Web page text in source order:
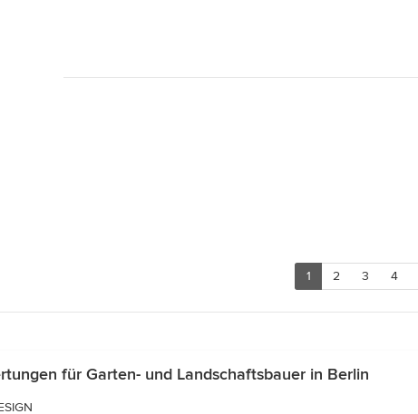
1 2 3 4
für Garten- und Landschaftsbauer in Berlin